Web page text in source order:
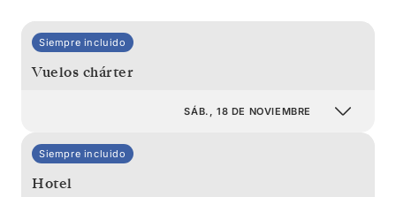
Siempre incluido
Vuelos chárter
SÁB., 18 DE NOVIEMBRE
Siempre incluido
Hotel